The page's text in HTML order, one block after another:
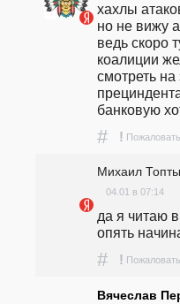
хахлы
но не вижу
ведь скоро
коалиции
смотреть на
банковую
# !
Михаил
04.01 в 07:14
да я читаю
опять
# !
Вячеслав